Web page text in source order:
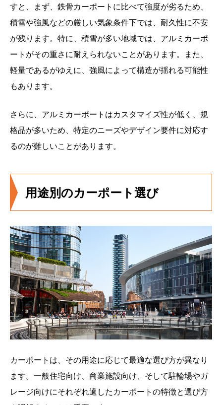
すと、まず、鉄骨カーポートに比べて強度が劣るため、
積雪や強風などの厳しい気象条件下では、耐久性に不安
が残ります。特に、積雪が多い地域では、アルミカーポ
ートがその重さに耐えられないことがあります。また、
軽量であるがゆえに、強風によって構造が揺れる可能性
もあります。
さらに、アルミカーポートはカスタマイズ性が低く、規
格品が多いため、特定のニーズやデザイン要件に対応す
るのが難しいことがあります。
用途別のカーポート選び
カーポートは、その用途に応じて最適な選び方が異なり
ます。一般住宅向け、商業施設向け、そして駐輪場やガ
レージ向けにそれぞれ適したカーポートの特徴と選び方